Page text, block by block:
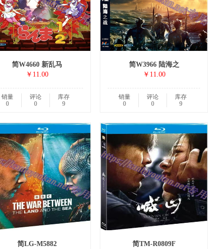
简W4660 新乱马
￥11.00
销量
0
评论
0
库存
9
简W3966 陆海之
￥11.00
销量
0
评论
0
库存
9
简LG-M5882 简TM-R0809F